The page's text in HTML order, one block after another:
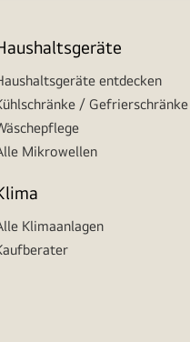
entdecken
/ Gefrierschränke
Mikrowellen
Klimaanlagen